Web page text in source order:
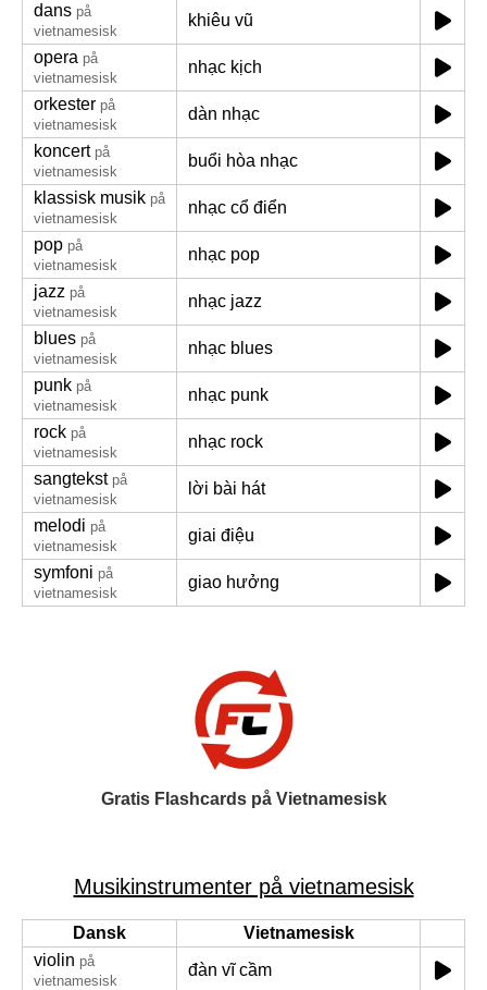
dans på
vietnamesisk
khiêu vũ
opera på
vietnamesisk
nhạc kịch
orkester på
vietnamesisk
dàn nhạc
koncert på
vietnamesisk
buổi hòa nhạc
klassisk musik på
vietnamesisk
nhạc cổ điển
pop på
vietnamesisk
nhạc pop
jazz på
vietnamesisk
nhạc jazz
blues på
vietnamesisk
nhạc blues
punk på
vietnamesisk
nhạc punk
rock på
vietnamesisk
nhạc rock
sangtekst på
vietnamesisk
lời bài hát
melodi på
vietnamesisk
giai điệu
symfoni på
vietnamesisk
giao hưởng
Gratis Flashcards på Vietnamesisk
Musikinstrumenter på vietnamesisk
Dansk
Vietnamesisk
violin på
vietnamesisk
đàn vĩ cầm